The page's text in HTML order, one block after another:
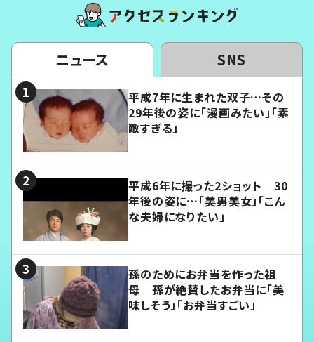
ニュース SNS
平成7年に生まれた双子…その
29年後の姿に「漫画みたい」「素
敵すぎる」
平成6年に撮った2ショット 30
年後の姿に…「美男美女」「こん
な夫婦になりたい」
孫のためにお弁当を作った祖
母 孫が絶賛したお弁当に「美
味しそう」「お弁当すごい」